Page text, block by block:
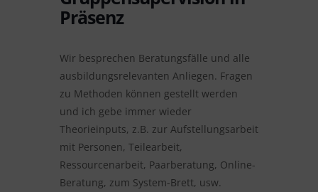
Präsenz
Wir besprechen Beratungsfälle und alle
ausbildungsrelevanten Anliegen. Fragen
zu Methoden können gestellt werden
und ich gebe immer wieder
Theorieinputs, z.B. zur Aufstellungsarbeit
mit Personen, Teilearbeit,
Ressourcenarbeit, Paarberatung, Online-
Beratung, zum System-Brett, usw.